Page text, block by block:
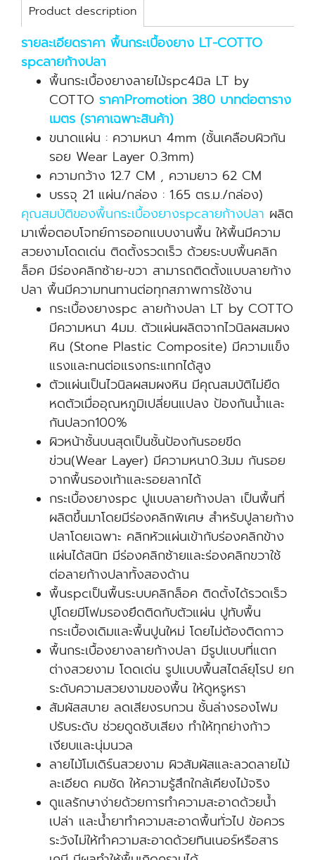
Product description
รายละเอียดราคา พื้นกระเบื้องยาง LT-COTTO
spcลายก้างปลา
พื้นกระเบื้องยางลายไม้spc4มิล LT by
COTTO ราคาPromotion 380 บาทต่อตาราง
เมตร (ราคาเฉพาะสินค้า)
ขนาดแผ่น : ความหนา 4mm (ชั้นเคลือบผิวกัน
รอย Wear Layer 0.3mm)
ความกว้าง 12.7 CM , ความยาว 62 CM
บรรจุ 21 แผ่น/กล่อง : 1.65 ตร.ม./กล่อง)
คุณสมบัติของพื้นกระเบื้องยางspcลายก้างปลา ผลิต
มาเพื่อตอบโจทย์การออกแบบงานพื้น ให้พื้นมีความ
สวยงามโดดเด่น ติดตั้งรวดเร็ว ด้วยระบบพื้นคลิก
ล็อค มีร่องคลิกซ้าย-ขวา สามารถติดตั้งแบบลายก้าง
ปลา พื้นมีความทนทานต่อทุกสภาพการใช้งาน
กระเบื้องยางspc ลายก้างปลา LT by COTTO
มีความหนา 4มม. ตัวแผ่นผลิตจากไวนิลผสมผง
หิน (Stone Plastic Composite) มีความแข็ง
แรงและทนต่อแรงกระแทกได้สูง
ตัวแผ่นเป็นไวนิลผสมผงหิน มีคุณสมบัติไม่ยืด
หดตัวเมื่ออุณหภูมิเปลี่ยนแปลง ป้องกันน้ำและ
กันปลวก100%
ผิวหน้าชั้นบนสุดเป็นชั้นป้องกันรอยขีด
ข่วน(Wear Layer) มีความหนา0.3มม กันรอย
จากพื้นรองเท้าและรอยลากได้
กระเบื้องยางspc ปูแบบลายก้างปลา เป็นพื้นที่
ผลิตขึ้นมาโดยมีร่องคลิกพิเศษ สำหรับปูลายก้าง
ปลาโดยเฉพาะ คลิกหัวแผ่นเข้ากับร่องคลิกข้าง
แผ่นได้สนิท มีร่องคลิกซ้ายและร่องคลิกขวาใช้
ต่อลายก้างปลาทั้งสองด้าน
พื้นspcเป็นพื้นระบบคลิกล็อค ติดตั้งได้รวดเร็ว
ปูโดยมีโฟมรองยึดติดกับตัวแผ่น ปูทับพื้น
กระเบื้องเดิมและพื้นปูนใหม่ โดยไม่ต้องติดกาว
พื้นกระเบื้องยางลายก้างปลา มีรูปแบบที่แตก
ต่างสวยงาม โดดเด่น รูปแบบพื้นสไตล์ยุโรป ยก
ระดับความสวยงามของพื้น ให้ดูหรูหรา
สัมผัสสบาย ลดเสียงรบกวน ชั้นล่างรองโฟม
ปรับระดับ ช่วยดูดซับเสียง ทำให้ทุกย่างก้าว
เงียบและนุ่มนวล
ลายไม้โมเดิร์นสวยงาม ผิวสัมผัสและลวดลายไม้
ละเอียด คมชัด ให้ความรู้สึกใกล้เคียงไม้จริง
ดูแลรักษาง่ายด้วยการทำความสะอาดด้วยน้ำ
เปล่า และน้ำยาทำความสะอาดพื้นทั่วไป ข้อควร
ระวังไม่ให้ทำความสะอาดด้วยทินเนอร์หรือสาร